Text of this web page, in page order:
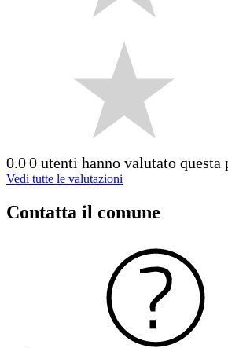
0.00 utenti hanno valutato questa
Vedi tutte le valutazioni
Contatta il comune